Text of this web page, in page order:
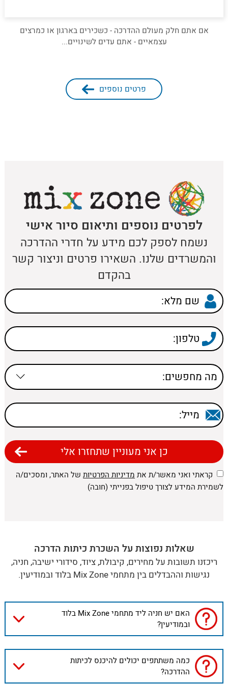
אם אתם חלק מעולם ההדרכה - כשכירים בארגון או כמרצים
עצמאיים - אתם עדים לשינויים...
פרטים נוספים
לפרטים נוספים ותיאום סיור אישי
נשמח לספק לכם מידע על חדרי ההדרכה
והמשרדים שלנו. השאירו פרטים וניצור קשר
בהקדם
קראתי ואני מאשר/ת את מדיניות הפרטיותשל האתר, ומסכים/ה
לשמירת המידע לצורך טיפול בפנייתי (חובה)
שאלות נפוצות על השכרת כיתות הדרכה
ריכזנו תשובות על מחירים, קיבולת, ציוד, סידורי ישיבה, חניה,
נגישות וההבדלים בין מתחמי Mix Zone בלוד ובמודיעין.
האם יש חניה ליד מתחמי Mix Zone בלוד
ובמודיעין?
כמה משתתפים יכולים להיכנס לכיתות
ההדרכה?